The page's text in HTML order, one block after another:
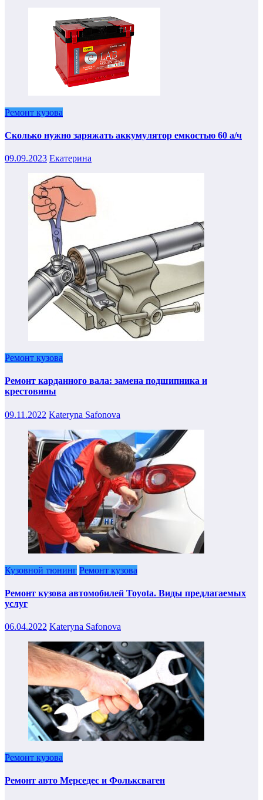
Ремонт кузова
Сколько нужно заряжать аккумулятор емкостью 60 а/ч
09.09.2023 Екатерина
Ремонт кузова
Ремонт карданного вала: замена подшипника и
крестовины
09.11.2022 Kateryna Safonova
Кузовной тюнинг Ремонт кузова
Ремонт кузова автомобилей Toyota. Виды предлагаемых
услуг
06.04.2022 Kateryna Safonova
Ремонт кузова
Ремонт авто Мерседес и Фольксваген